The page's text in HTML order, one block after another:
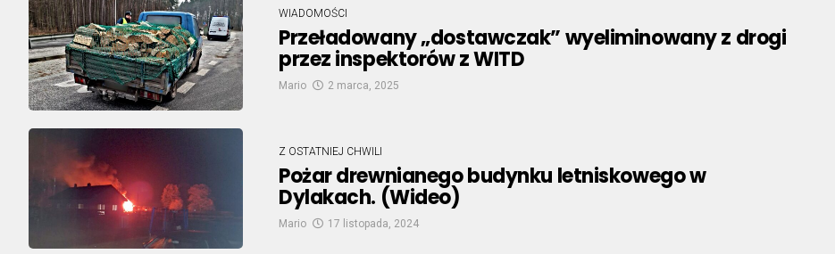
WIADOMOŚCI
Przeładowany „dostawczak” wyeliminowany z drogi
przez inspektorów z WITD
Mario 2 marca, 2025
Z OSTATNIEJ CHWILI
Pożar drewnianego budynku letniskowego w
Dylakach. (Wideo)
Mario 17 listopada, 2024